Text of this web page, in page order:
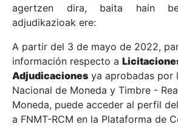
Erakutsi/Ezkutatu
Erakutsi/Ezkutatu
Erakutsi/Ezkutatu
agertzen dira, baita hain
adjudikazioak ere:
A partir del 3 de mayo de 2022,
información respecto a
Adjudicaciones ya aprobadas por
Nacional de Moneda y Timbre -
Moneda, puede acceder al perfil
a FNMT-RCM en la Plataforma de